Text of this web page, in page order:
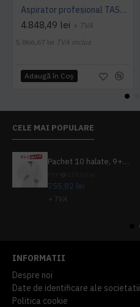
Aspirator profesional TASKI dorsalino EURO, 900 W, TASKI
4.848,49 lei + TVA
5.866,67 lei TVA inclus
Adaugă în Coş
CELE MAI POPULARE
Pachet 10 halate, 9+1 gratuit
755,82 lei
+ TVA
INFORMATII
Despre noi
Date de identificare ale societatii
Politica cookie